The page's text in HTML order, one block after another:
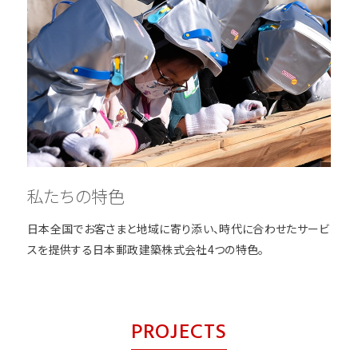
中途採用情報
NEWS
お知らせ・プレスリリース
お知らせ
プレスリリース
PROCUREMENT
調達情報
建設工事・設備運行・設備保守関係
私たちの特色
日本全国でお客さまと地域に寄り添い、時代に合わせたサービ
スを提供する日本郵政建築株式会社4つの特色。
PROJECTS